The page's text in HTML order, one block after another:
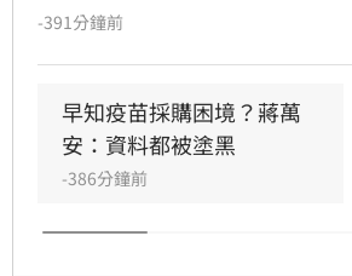
瑤對此重砲回擊，直指當年「藍
人健康、阻絕詐騙掮客，真相
仍持續造謠甩鍋。她批評蔣萬
實、試圖洗腦市民，認為這種政
性，呼籲回歸專業問政，並強
次被誤導，政治抹黑手段終將遭
-391分鐘前
早知疫苗採購困境？蔣萬
安：資料都被塗黑
-386分鐘前